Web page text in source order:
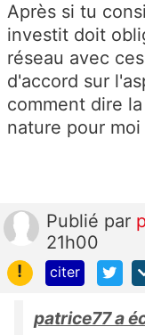
Après si tu
investit doit
réseau avec
d'accord sur
comment dire
nature pour moi
Publié par
21h00
!
citer
patrice77 a